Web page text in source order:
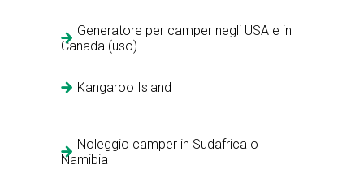
Generatore per camper negli USA e in
Canada (uso)
Kangaroo Island
Noleggio camper in Sudafrica o
Namibia